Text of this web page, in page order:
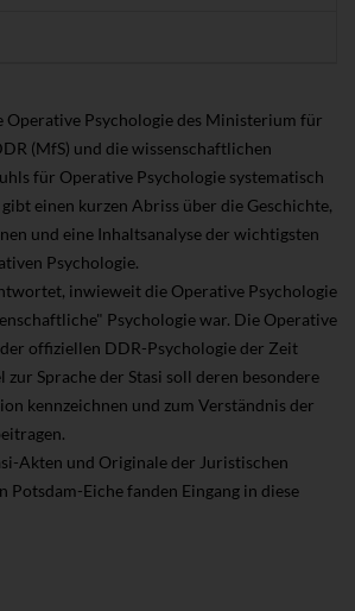
Operative Psychologie des Ministerium für
(MfS) und die wissenschaftlichen
für Operative Psychologie systematisch
einen kurzen Abriss über die Geschichte,
und eine Inhaltsanalyse der wichtigsten
Psychologie.
inwieweit die Operative Psychologie
Psychologie war. Die Operative
offiziellen DDR-Psychologie der Zeit
Sprache der Stasi soll deren besondere
kennzeichnen und zum Verständnis der
Akten und Originale der Juristischen
Potsdam-Eiche fanden Eingang in diese